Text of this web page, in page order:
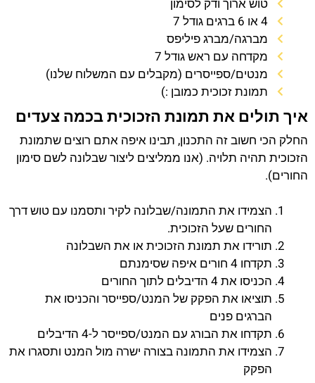
טוש ארוך ודק לסימון
4 או 6 ברגים גודל 7
מברגה/מברג פיליפס
מקדחה עם ראש גודל 7
מנטים/ספייסרים (מקבלים עם המשלוח שלנו)
תמונת זכוכית כמובן :)
איך תולים את תמונת הזכוכית בכמה צעדים
החלק הכי חשוב זה התכנון, תבינו איפה אתם רוצים שתמונת
הזכוכית תהיה תלויה. (אנו ממליצים ליצור שבלונה לשם סימון
החורים).
הצמידו את התמונה/שבלונה לקיר ותסמנו עם טוש דרך
החורים שעל הזכוכית.
תורידו את תמונת הזכוכית או את השבלונה
תקדחו 4 חורים איפה שסימנתם
הכניסו את 4 הדיבלים לתוך החורים
תוציאו את הפקק של המנט/ספייסר והכניסו את
הברגים פנים
תקדחו את הבורג עם המנט/ספייסר ל-4 הדיבלים
הצמידו את התמונה בצורה ישרה מול המנט ותסגרו את
הפקק